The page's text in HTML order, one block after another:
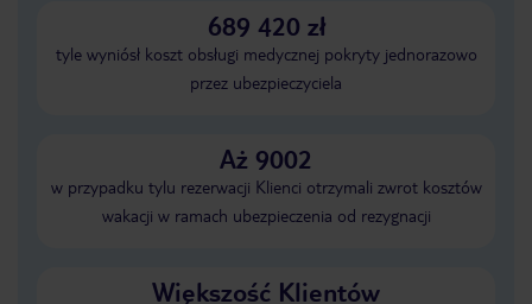
689 420 zł
tyle wyniósł koszt obsługi medycznej pokryty jednorazowo
przez ubezpieczyciela
Aż 9002
w przypadku tylu rezerwacji Klienci otrzymali zwrot kosztów
wakacji w ramach ubezpieczenia od rezygnacji
Większość Klientów